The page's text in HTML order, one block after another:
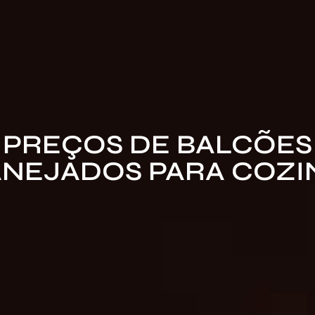
PREÇOS DE BALCÕES
PARA